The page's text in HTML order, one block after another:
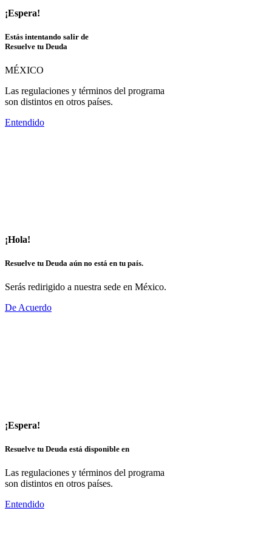
¡Espera!
Estás intentando salir de
Resuelve tu Deuda
MÉXICO
Las regulaciones y términos del programa
son distintos en otros países.
Entendido
¡Hola!
Resuelve tu Deuda aún no está en tu país.
Serás redirigido a nuestra sede en México.
De Acuerdo
¡Espera!
Resuelve tu Deuda está disponible en
Las regulaciones y términos del programa
son distintos en otros países.
Entendido